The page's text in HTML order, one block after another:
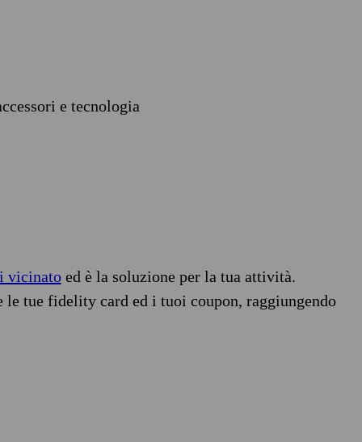
e tecnologia
vicinatoed è la soluzione per la tua attività.
tue fidelity card ed i tuoi coupon, raggiungendo